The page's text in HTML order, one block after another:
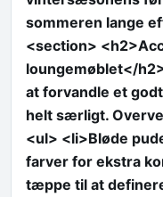
sommeren lange
<section>
loungemøblet</
at forvandle et
helt særligt.
<ul> <li>Bløde
farver for ekstra
tæppe til at